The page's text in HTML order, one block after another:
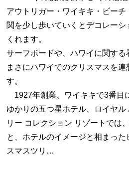
アウトリガー・ワイキキ・ビー
関を少し歩いていくとデコレー
くれます。
サーフボードや、ハワイに関する
まさにハワイでのクリスマスを
す。
1927年創業、ワイキキで3番目
ゆかりの五つ星ホテル、ロイヤル
リー コレクション リゾートでは
と、ホテルのイメージと相まった
スマスツリ…